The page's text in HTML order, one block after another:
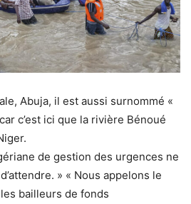
Abuja, il est aussi surnommé «
c’est ici que la rivière Bénoué
de gestion des urgences ne
» « Nous appelons le
bailleurs de fonds